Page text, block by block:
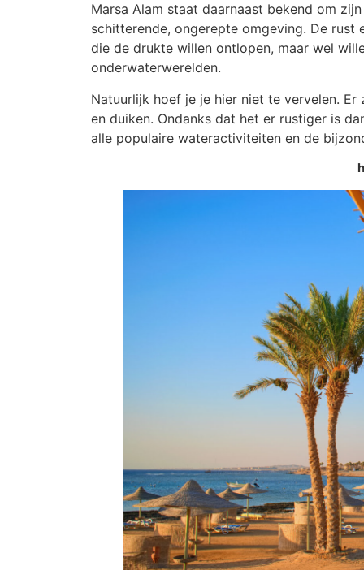
Marsa Alam staat daarnaast bekend om
schitterende, ongerepte omgeving. De rust
die de drukte willen ontlopen, maar wel
onderwaterwerelden.
Natuurlijk hoef je je hier niet te vervelen.
en duiken. Ondanks dat het er rustiger is
alle populaire wateractiviteiten en de